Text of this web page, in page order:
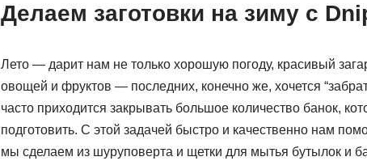
Делаем заготовки на зиму с
Лето — дарит нам не только хорошую погоду, красивый
овощей и фруктов — последних, конечно же, хочется
часто приходится закрывать большое количество банок,
подготовить. С этой задачей быстро и качественно нам
мы сделаем из шуруповерта и щетки для мытья бутылок и